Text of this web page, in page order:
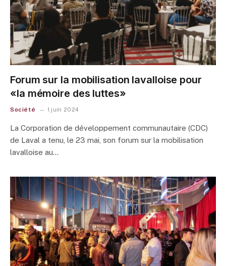
Forum sur la mobilisation lavalloise pour
«la mémoire des luttes»
Société 1 juin 2024
La Corporation de développement communautaire (CDC)
de Laval a tenu, le 23 mai, son forum sur la mobilisation
lavalloise au…